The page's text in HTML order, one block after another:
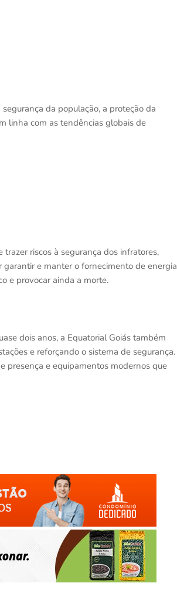
da população, a proteção da
linha com as tendências globais de
riscos à segurança dos infratores,
garantir e manter o fornecimento de energia
e provocar ainda a morte.
dois anos, a Equatorial Goiás também
e reforçando o sistema de segurança.
presença e equipamentos modernos que